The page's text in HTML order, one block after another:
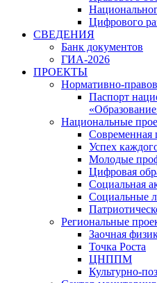
Цифрового
СВЕДЕНИЯ
Банк документов
ГИА-2026
ПРОЕКТЫ
Нормативно-
Паспорт
Национальные
Современная
Успех
Молодые
Цифровая
Социальная
Социальные
Региональные
Заочная
Точка Роста
ЦНППМ
Культурно-